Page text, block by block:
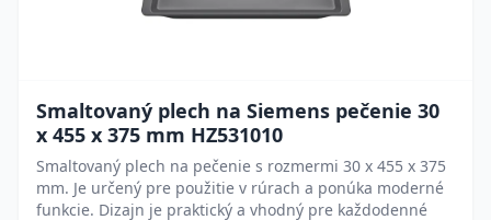
Smaltovaný plech na Siemens pečenie 30
x 455 x 375 mm HZ531010
Smaltovaný plech na pečenie s rozmermi 30 x 455 x 375
mm. Je určený pre použitie v rúrach a ponúka moderné
funkcie. Dizajn je praktický a vhodný pre každodenné